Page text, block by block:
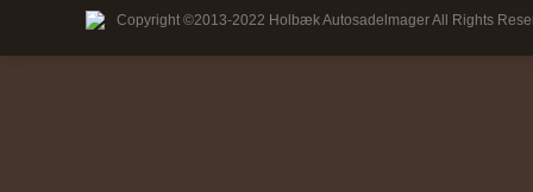
Copyright ©2013-2022 Holbæk Autosadelmager All Rights